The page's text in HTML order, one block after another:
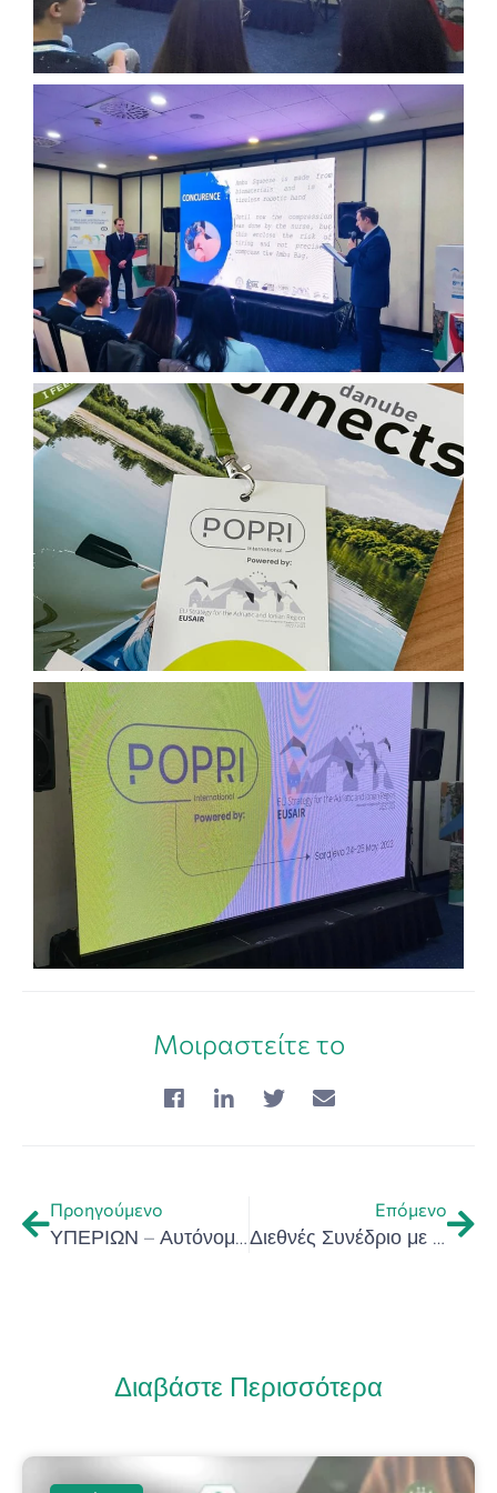
Μοιραστείτε το
Προηγούμενο
ΥΠΕΡΙΩΝ – Αυτόνομο ιπτάμενο ρομποτικό σύστημα επιθεώρησης και βελτιστοποίη σης απόδοσης φωτοβολταϊκών σταθμών
Επόμενο
Διεθνές Συνέδριο με τίτλο “Αντιμετωπίζοντας τη Φτώχεια και την Αποστέρηση. Πολιτικές Χωρικού Κοινωνικού Σχεδιασμού για τη Βιώσιμη Ανάπτυξη” από το Περιφερειακό Παρατηρητήριο Κοινωνικής Ένταξης
Διαβάστε Περισσότερα